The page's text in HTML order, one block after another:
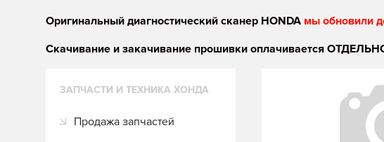
Оригинальный диагностический сканер HONDA мы обновили
Скачивание и закачивание прошивки оплачивается
ЗАПЧАСТИ И ТЕХНИКА ХОНДА
Продажа запчастей